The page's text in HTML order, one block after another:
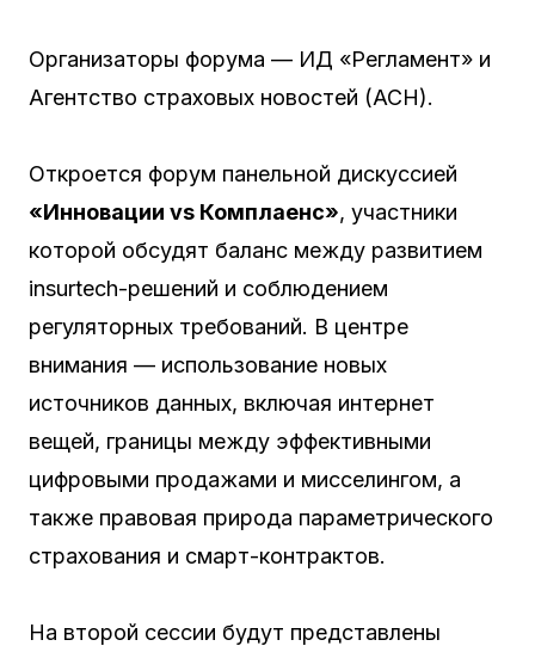
Организаторы форума — ИД «Регламент» и
Агентство страховых новостей (АСН).
Откроется форум панельной дискуссией
«Инновации vs Комплаенс», участники
которой обсудят баланс между развитием
insurtech-решений и соблюдением
регуляторных требований. В центре
внимания — использование новых
источников данных, включая интернет
вещей, границы между эффективными
цифровыми продажами и мисселингом, а
также правовая природа параметрического
страхования и смарт-контрактов.
На второй сессии будут представлены